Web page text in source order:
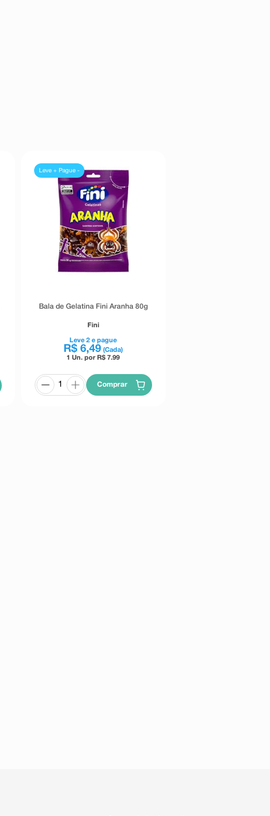
Leve + Pague -
Bala de Gelatina Fini Aranha 80g
Fini
Leve2 e pague
R$ 6,49 (Cada)
1 Un. por R$7.99
Comprar